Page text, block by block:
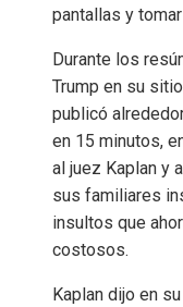
pantallas y
Durante los
Trump en su
publicó
en 15 minutos,
al juez Kaplan y
sus familiares
insultos que
costosos.
Kaplan dijo en